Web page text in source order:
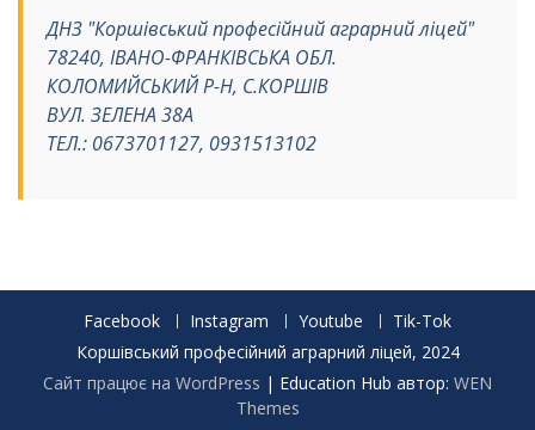
ДНЗ "Коршівський професійний аграрний ліцей"
78240, ІВАНО-ФРАНКІВСЬКА ОБЛ.
КОЛОМИЙСЬКИЙ Р-Н, С.КОРШІВ
ВУЛ. ЗЕЛЕНА 38А
ТЕЛ.: 0673701127, 0931513102
Facebook Instagram Youtube
Tik-Tok
Коршівський професійний аграрний ліцей, 2024
Сайт працює на WordPress | Education Hub автор: WEN
Themes